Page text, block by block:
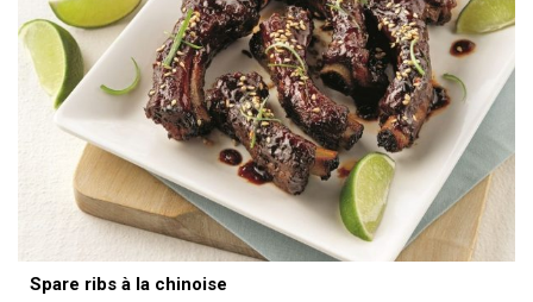
Spare ribs à la chinoise